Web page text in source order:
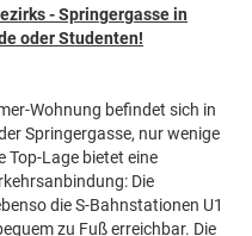
- Springergasse in
oder Studenten!
Wohnung befindet sich in
Springergasse, nur wenige
Top-Lage bietet eine
Die
die S-Bahnstationen U1
zu Fuß erreichbar. Die